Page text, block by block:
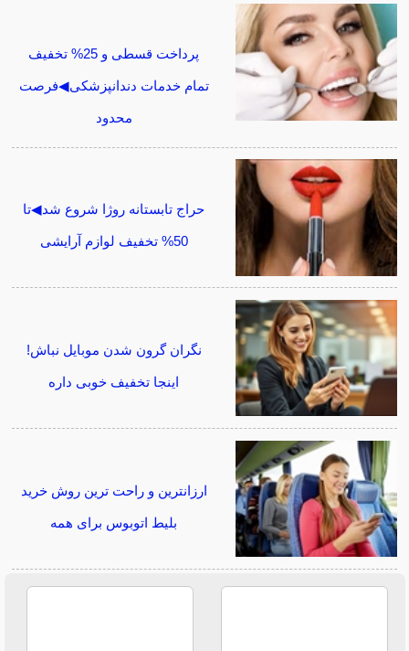
پرداخت قسطی و 25% تخفیف
تمام خدمات دندانپزشکی◀فرصت
محدود
حراج تابستانه روژا شروع شد◀تا
50% تخفیف لوازم آرایشی
نگران گرون شدن موبایل نباش!
اینجا تخفیف خوبی داره
ارزانترین و راحت ترین روش خرید
بلیط اتوبوس برای همه